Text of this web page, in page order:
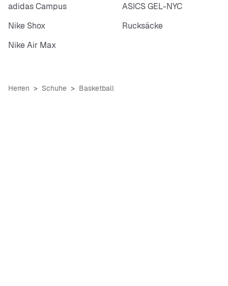
adidas Campus
ASICS GEL-NYC
Nike Shox
Rucksäcke
Nike Air Max
Herren Schuhe Basketball